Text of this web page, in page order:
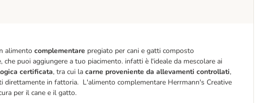
alimento complementare pregiato per cani e gatti composto
puoi aggiungere a tuo piacimento. infatti è l'ideale da mescolare ai
certificata, tra cui la carne proveniente da allevamenti controllati,
direttamente in fattoria. L'alimento complementare Herrmann's Creative
per il cane e il gatto.